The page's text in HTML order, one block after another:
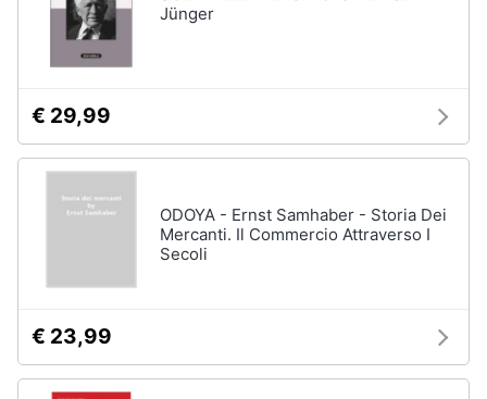
Jünger
€ 29,99
ODOYA - Ernst Samhaber - Storia Dei
Mercanti. Il Commercio Attraverso I
Secoli
€ 23,99